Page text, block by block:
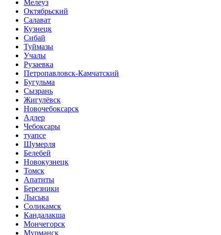
Мелеуз
Октябрьский
Салават
Кузнецк
Сибай
Туймазы
Учалы
Рузаевка
Петропавловск-Камчатский
Бугульма
Сызрань
Жигулёвск
Новочебоксарск
Адлер
Чебоксары
туапсе
Шумерля
Белебей
Новокузнецк
Томск
Апатиты
Березники
Лысьва
Соликамск
Кандалакша
Мончегорск
Мурманск